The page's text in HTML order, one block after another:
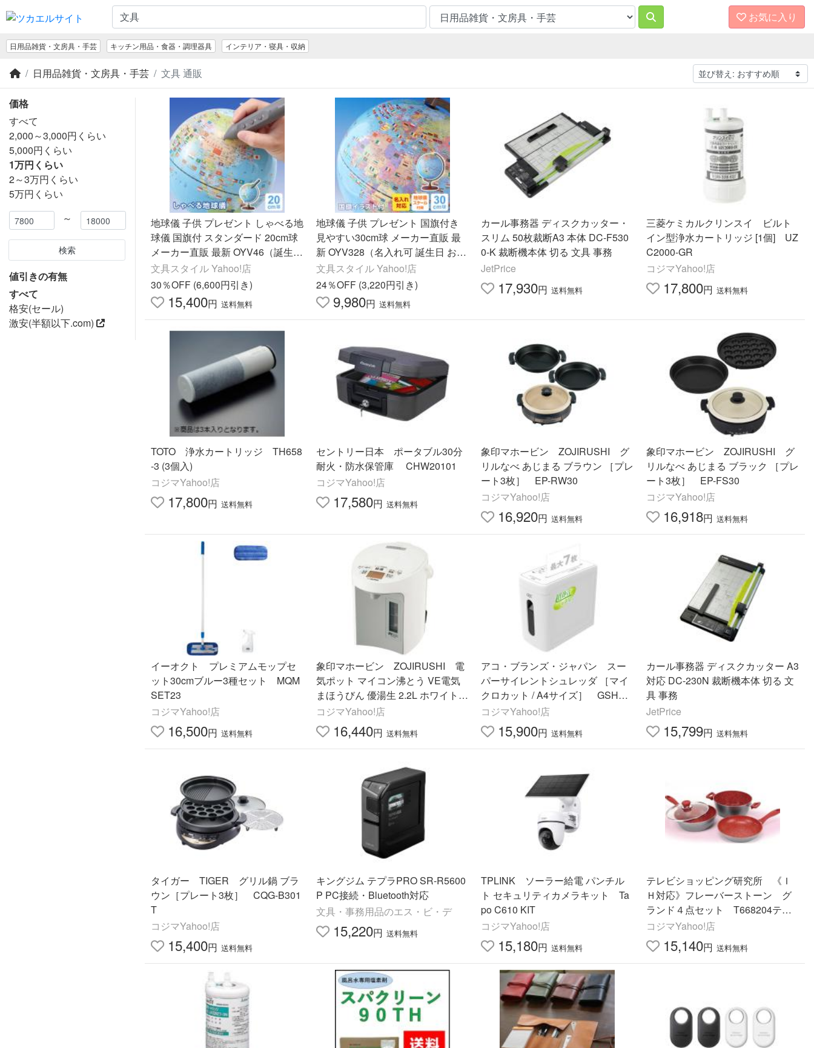
お気に入り
日用品雑貨・文房具・手芸 キッチン用品・食器・調理器具 インテリア・寝具・収納
日用品雑貨・文房具・手芸 文具 通販
価格
すべて
2,000～3,000円くらい
5,000円くらい
1万円くらい
2～3万円くらい
5万円くらい
～
検索
値引きの有無
すべて
格安(セール)
激安(半額以下.com)
地球儀 子供 プレゼント しゃべる地
球儀 国旗付 スタンダード 20cm球
メーカー直販 最新 OYV46（誕生日
お祝い ラッピング無料）2026/07
文具スタイル Yahoo!店
30％OFF (6,600円引き)
15,400円 送料無料
地球儀 子供 プレゼント 国旗付き
見やすい30cm球 メーカー直販 最
新 OYV328（名入れ可 誕生日 お祝
い ラッピング無料）2026/07
文具スタイル Yahoo!店
24％OFF (3,220円引き)
9,980円 送料無料
カール事務器 ディスクカッター・
スリム 50枚裁断A3 本体 DC-F530
0-K 裁断機本体 切る 文具 事務
JetPrice
17,930円 送料無料
三菱ケミカルクリンスイ ビルト
イン型浄水カートリッジ [1個] UZ
C2000-GR
コジマYahoo!店
17,800円 送料無料
TOTO 浄水カートリッジ TH658
-3 (3個入)
コジマYahoo!店
17,800円 送料無料
セントリー日本 ポータブル30分
耐火・防水保管庫 CHW20101
コジマYahoo!店
17,580円 送料無料
象印マホービン ZOJIRUSHI グ
リルなべ あじまる ブラウン ［プレ
ート3枚］ EP-RW30
コジマYahoo!店
16,920円 送料無料
象印マホービン ZOJIRUSHI グ
リルなべ あじまる ブラック ［プレ
ート3枚］ EP-FS30
コジマYahoo!店
16,918円 送料無料
イーオクト プレミアムモップセ
ット30cmブルー3種セット MQM
SET23
コジマYahoo!店
16,500円 送料無料
象印マホービン ZOJIRUSHI 電
気ポット マイコン沸とう VE電気
まほうびん 優湯生 2.2L ホワイト
CV-GV22
コジマYahoo!店
16,440円 送料無料
アコ・ブランズ・ジャパン スー
パーサイレントシュレッダ ［マイ
クロカット / A4サイズ］ GSHA3
809M
コジマYahoo!店
15,900円 送料無料
カール事務器 ディスクカッター A3
対応 DC-230N 裁断機本体 切る 文
具 事務
JetPrice
15,799円 送料無料
タイガー TIGER グリル鍋 ブラ
ウン［プレート3枚］ CQG-B301
T
コジマYahoo!店
15,400円 送料無料
キングジム テプラPRO SR-R5600
P PC接続・Bluetooth対応
文具・事務用品のエス・ビ・デ
15,220円 送料無料
TPLINK ソーラー給電 パンチル
ト セキュリティカメラキット Ta
po C610 KIT
コジマYahoo!店
15,180円 送料無料
テレビショッピング研究所 《Ｉ
Ｈ対応》フレーバーストーン グ
ランド４点セット T668204テン
セット
コジマYahoo!店
15,140円 送料無料